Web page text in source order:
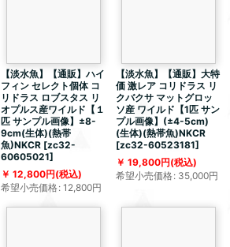
【淡水魚】【通販】ハイ
フィン セレクト個体 コ
リドラス ロブスタス リ
オプルス産ワイルド【１
匹 サンプル画像】±8-
9cm(生体)(熱帯
魚)NKCR [zc32-
60605021]
12,800円(税込)
希望小売価格: 12,800円
【淡水魚】【通販】大特
価 激レア コリドラス リ
クバクサ マットグロッ
ソ産 ワイルド【1匹 サン
プル画像】(±4-5cm)
(生体)(熱帯魚)NKCR
[zc32-60523181]
19,800円(税込)
希望小売価格: 35,000円